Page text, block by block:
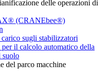
delle operazioni di
(CRANEbee®)
sugli stabilizzatori
per il calcolo automatico della
suolo
del parco macchine